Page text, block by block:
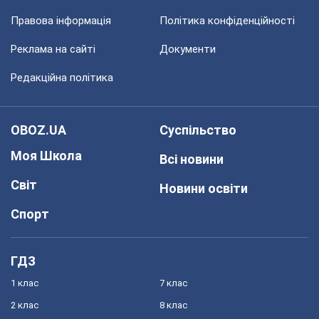
Правова інформація Політика конфіденційності
Реклама на сайті Документи
Редакційна політика
OBOZ.UA
Моя Школа
Світ
Спорт
Суспільство
Всі новини
Новини освіти
ГДЗ
1 клас
2 клас
7 клас
8 клас